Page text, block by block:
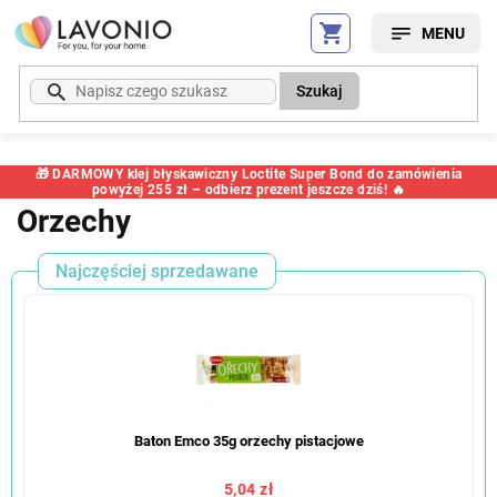
Przejść
do
treści
🎁 DARMOWY klej błyskawiczny Loctite Super Bond do zamówienia
powyżej 255 zł – odbierz prezent jeszcze dziś! 🔥
Szukaj
Orzechy
Najczęściej sprzedawane
Baton Emco 35g orzechy pistacjowe
5,04 zł